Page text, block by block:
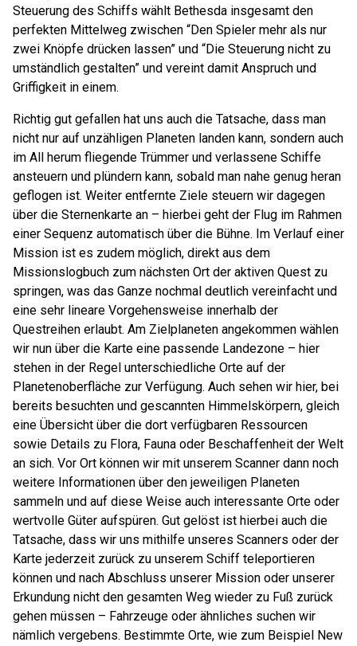
Steuerung des Schiffs wählt Bethesda insgesamt den
perfekten Mittelweg zwischen “Den Spieler mehr als nur
zwei Knöpfe drücken lassen” und “Die Steuerung nicht zu
umständlich gestalten” und vereint damit Anspruch und
Griffigkeit in einem.
Richtig gut gefallen hat uns auch die Tatsache, dass man
nicht nur auf unzähligen Planeten landen kann, sondern auch
im All herum fliegende Trümmer und verlassene Schiffe
ansteuern und plündern kann, sobald man nahe genug heran
geflogen ist. Weiter entfernte Ziele steuern wir dagegen
über die Sternenkarte an – hierbei geht der Flug im Rahmen
einer Sequenz automatisch über die Bühne. Im Verlauf einer
Mission ist es zudem möglich, direkt aus dem
Missionslogbuch zum nächsten Ort der aktiven Quest zu
springen, was das Ganze nochmal deutlich vereinfacht und
eine sehr lineare Vorgehensweise innerhalb der
Questreihen erlaubt. Am Zielplaneten angekommen wählen
wir nun über die Karte eine passende Landezone – hier
stehen in der Regel unterschiedliche Orte auf der
Planetenoberfläche zur Verfügung. Auch sehen wir hier, bei
bereits besuchten und gescannten Himmelskörpern, gleich
eine Übersicht über die dort verfügbaren Ressourcen
sowie Details zu Flora, Fauna oder Beschaffenheit der Welt
an sich. Vor Ort können wir mit unserem Scanner dann noch
weitere Informationen über den jeweiligen Planeten
sammeln und auf diese Weise auch interessante Orte oder
wertvolle Güter aufspüren. Gut gelöst ist hierbei auch die
Tatsache, dass wir uns mithilfe unseres Scanners oder der
Karte jederzeit zurück zu unserem Schiff teleportieren
können und nach Abschluss unserer Mission oder unserer
Erkundung nicht den gesamten Weg wieder zu Fuß zurück
gehen müssen – Fahrzeuge oder ähnliches suchen wir
nämlich vergebens. Bestimmte Orte, wie zum Beispiel New